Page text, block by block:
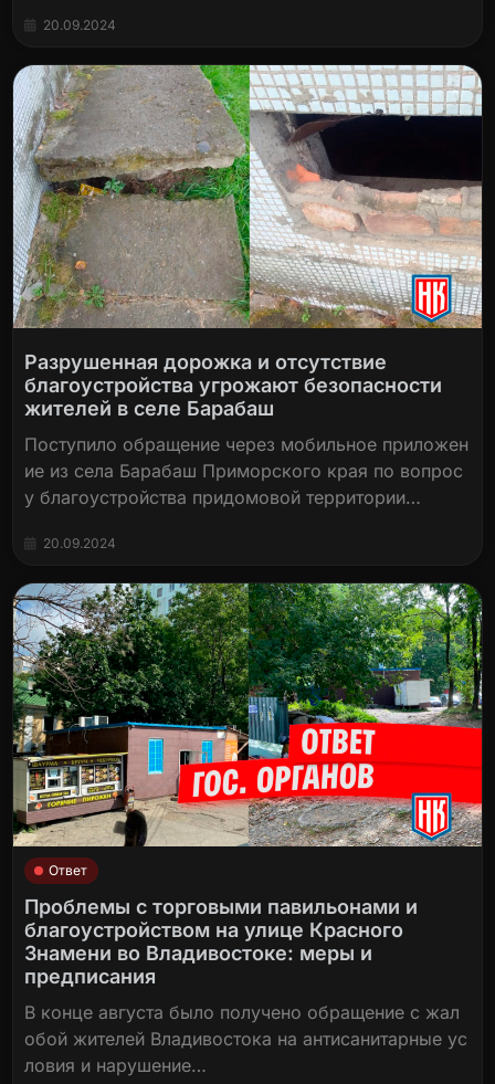
20.09.2024
Разрушенная дорожка и отсутствие
благоустройства угрожают безопасности
жителей в селе Барабаш
Поступило обращение через мобильное приложен
ие из села Барабаш Приморского края по вопрос
у благоустройства придомовой территории…
20.09.2024
Ответ
Проблемы с торговыми павильонами и
благоустройством на улице Красного
Знамени во Владивостоке: меры и
предписания
В конце августа было получено обращение с жал
обой жителей Владивостока на антисанитарные ус
ловия и нарушение…